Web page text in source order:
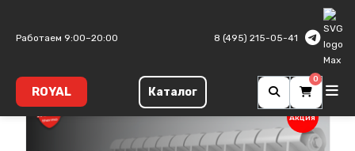
Работаем 9:00–20:00 8 (495) 215-05-41
ROYAL Каталог
0
Vittoria Super
Акция